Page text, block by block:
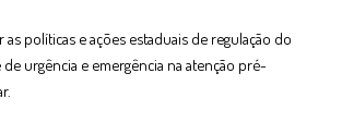
as políticas e ações estaduais de regulação do
urgência e emergência na atenção pré-